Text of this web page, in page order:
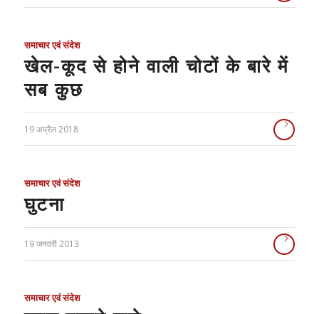
समाचार एवं संदेश
खेल-कूद से होने वाली चोटों के बारे में
सब कुछ
19 अप्रैल 2018
समाचार एवं संदेश
घुटना
19 जनवरी 2013
समाचार एवं संदेश